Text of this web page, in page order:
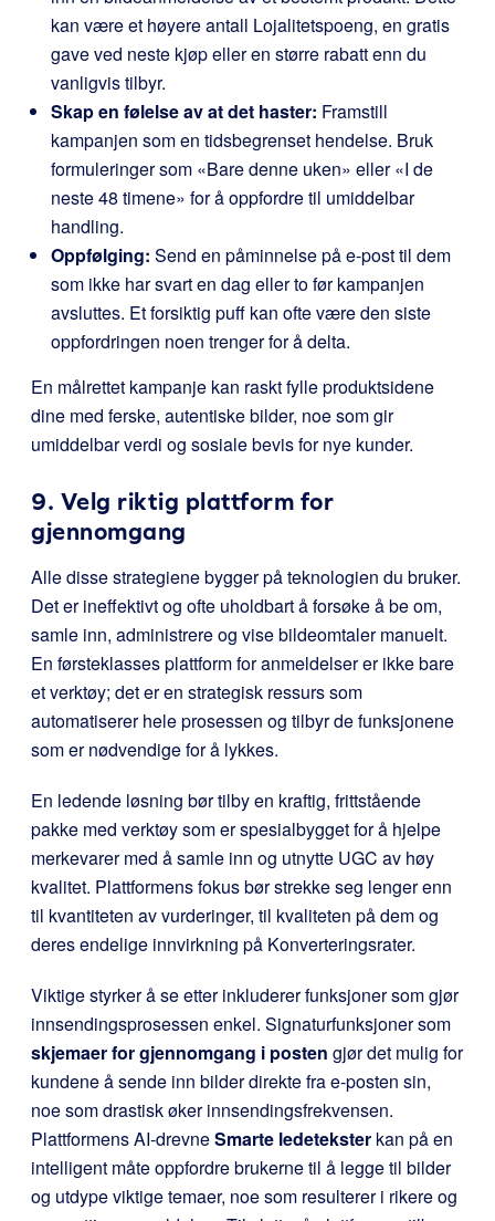
kan være et høyere antall Lojalitetspoeng, en gratis
gave ved neste kjøp eller en større rabatt enn du
vanligvis tilbyr.
Skap en følelse av at det haster: Framstill
kampanjen som en tidsbegrenset hendelse. Bruk
formuleringer som «Bare denne uken» eller «I de
neste 48 timene» for å oppfordre til umiddelbar
handling.
Oppfølging: Send en påminnelse på e-post til dem
som ikke har svart en dag eller to før kampanjen
avsluttes. Et forsiktig puff kan ofte være den siste
oppfordringen noen trenger for å delta.
En målrettet kampanje kan raskt fylle produktsidene
dine med ferske, autentiske bilder, noe som gir
umiddelbar verdi og sosiale bevis for nye kunder.
9. Velg riktig plattform for
gjennomgang
Alle disse strategiene bygger på teknologien du bruker.
Det er ineffektivt og ofte uholdbart å forsøke å be om,
samle inn, administrere og vise bildeomtaler manuelt.
En førsteklasses plattform for anmeldelser er ikke bare
et verktøy; det er en strategisk ressurs som
automatiserer hele prosessen og tilbyr de funksjonene
som er nødvendige for å lykkes.
En ledende løsning bør tilby en kraftig, frittstående
pakke med verktøy som er spesialbygget for å hjelpe
merkevarer med å samle inn og utnytte UGC av høy
kvalitet. Plattformens fokus bør strekke seg lenger enn
til kvantiteten av vurderinger, til kvaliteten på dem og
deres endelige innvirkning på Konverteringsrater.
Viktige styrker å se etter inkluderer funksjoner som gjør
innsendingsprosessen enkel. Signaturfunksjoner som
skjemaer for gjennomgang i posten gjør det mulig for
kundene å sende inn bilder direkte fra e-posten sin,
noe som drastisk øker innsendingsfrekvensen.
Plattformens AI-drevneSmarte ledetekster kan på en
intelligent måte oppfordre brukerne til å legge til bilder
og utdype viktige temaer, noe som resulterer i rikere og